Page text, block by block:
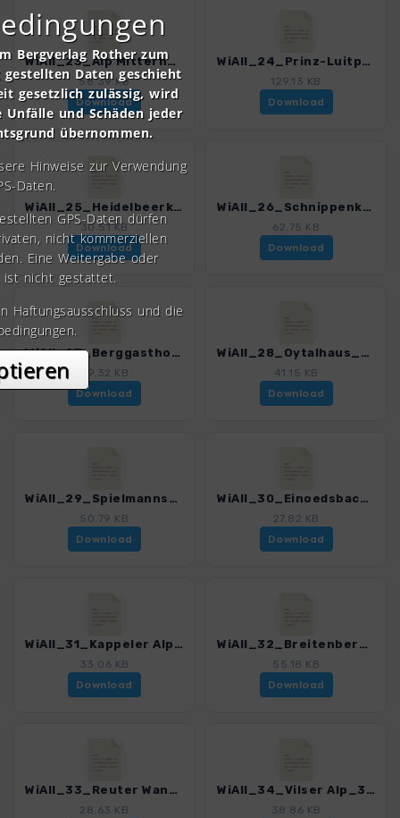
WiAll_23_Alp Mitterhaus_3029_5.gpx
58.39 KB
Download
WiAll_24_Prinz-Luitpold-Haus_3029_5.gpx
129.13 KB
Download
WiAll_25_Heidelbeerkopf_3029_5.gpx
30.51 KB
Download
WiAll_26_Schnippenkopf_3029_5.gpx
62.75 KB
Download
WiAll_27_Berggasthof Hochleite_3029_5.gpx
49.32 KB
Download
WiAll_28_Oytalhaus_3029_5.gpx
41.15 KB
Download
WiAll_29_Spielmannsau_3029_5.gpx
50.79 KB
Download
WiAll_30_Einoedsbach_3029_5.gpx
27.82 KB
Download
WiAll_31_Kappeler Alp_3029_5.gpx
33.06 KB
Download
WiAll_32_Breitenberg_3029_5.gpx
55.18 KB
Download
WiAll_33_Reuter Wanne_3029_5.gpx
28.63 KB
WiAll_34_Vilser Alp_3029_5.gpx
38.86 KB
Bergverlag Rother zum
Daten geschieht
gesetzlich zulässig, wird
und Schäden jeder
übernommen.
Hinweise zur Verwendung
Daten.
GPS-Daten dürfen
nicht kommerziellen
Eine Weitergabe oder
ist nicht gestattet.
Haftungsausschluss und die